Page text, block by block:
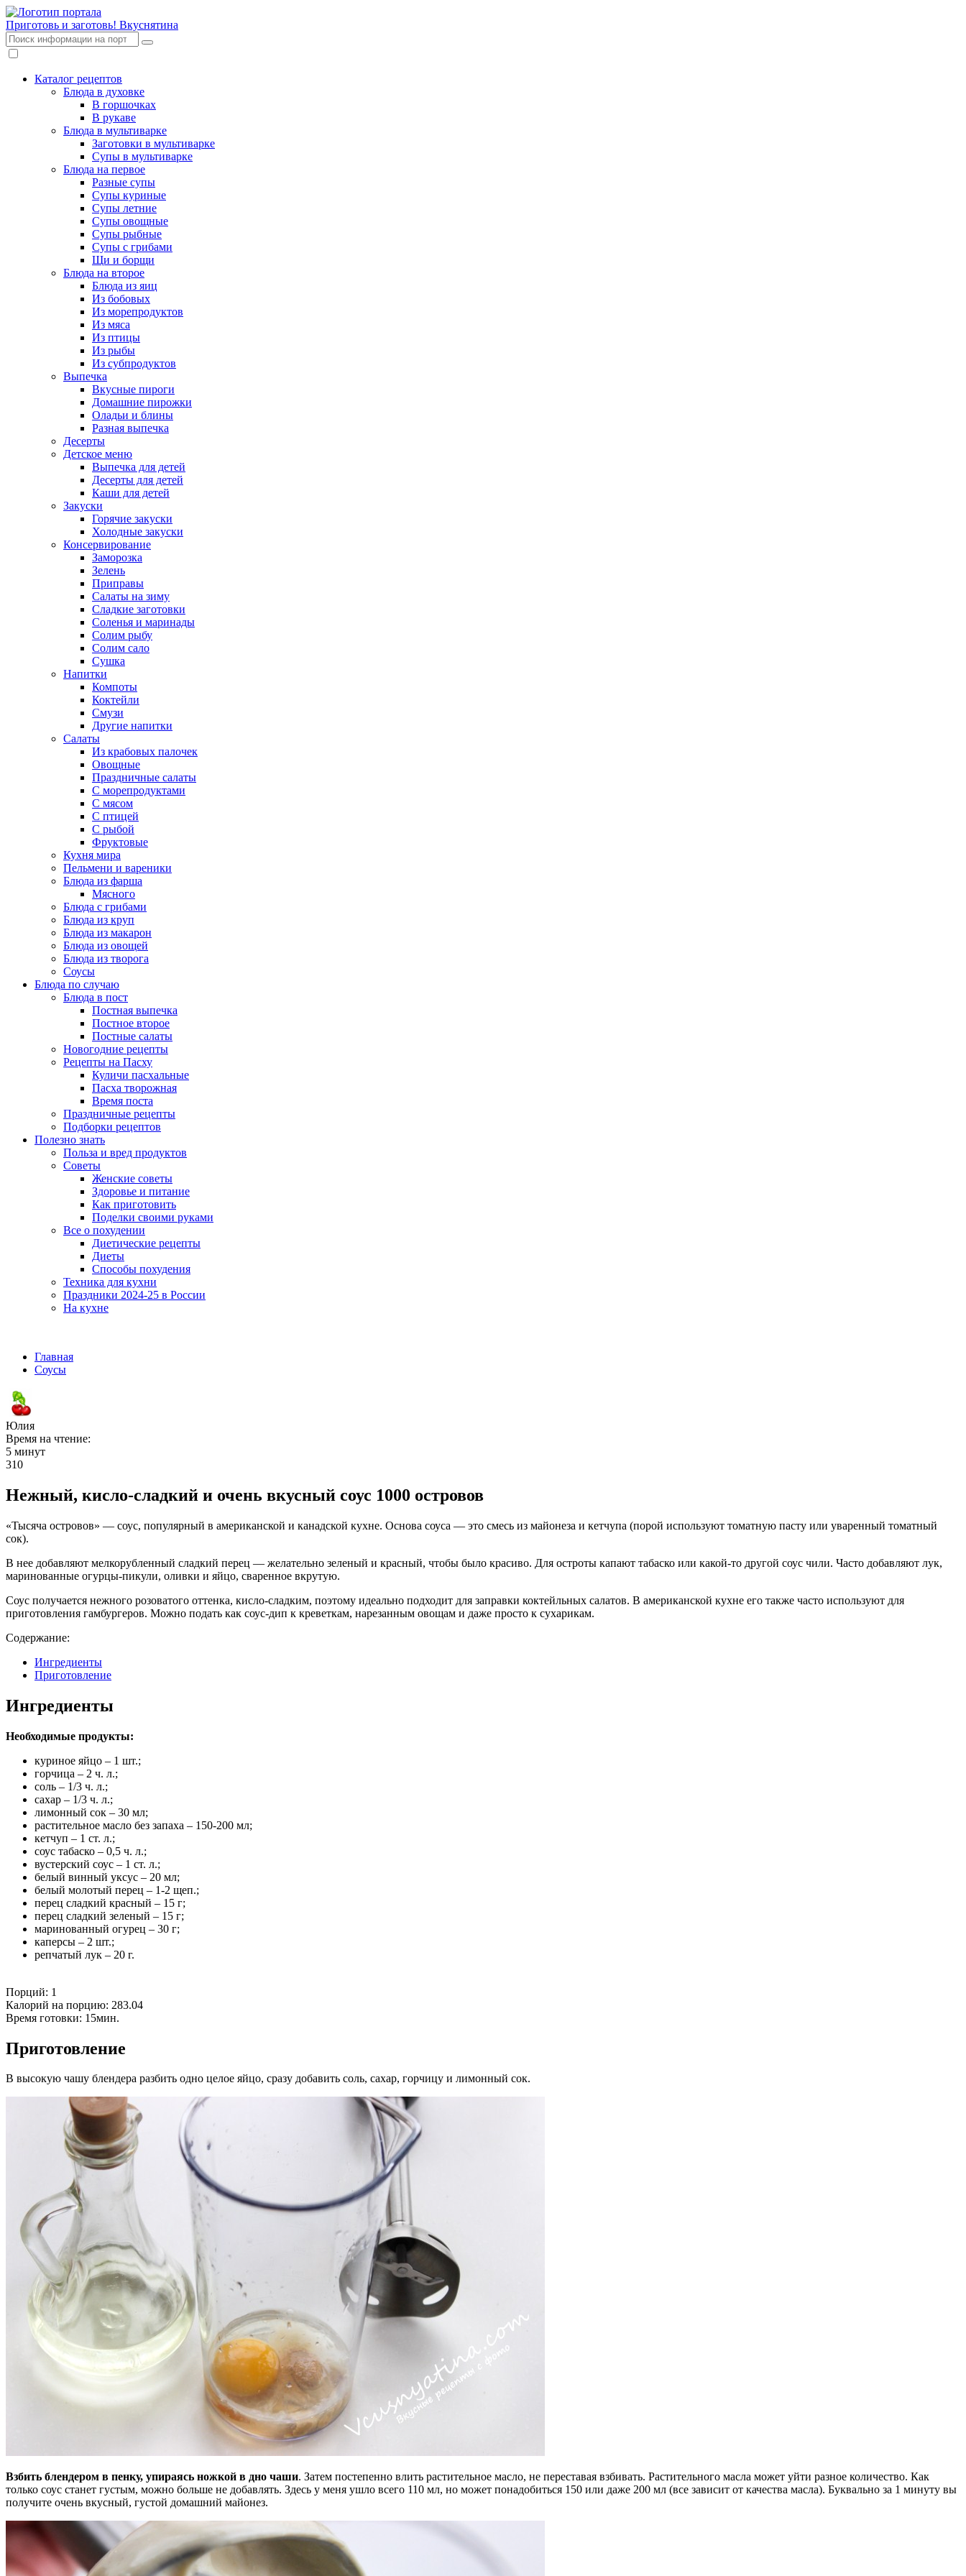
Приготовь и заготовь! Вкуснятина
Каталог рецептов
Блюда в духовке
В горшочках
В рукаве
Блюда в мультиварке
Заготовки в мультиварке
Супы в мультиварке
Блюда на первое
Разные супы
Супы куриные
Супы летние
Супы овощные
Супы рыбные
Супы с грибами
Щи и борщи
Блюда на второе
Блюда из яиц
Из бобовых
Из морепродуктов
Из мяса
Из птицы
Из рыбы
Из субпродуктов
Выпечка
Вкусные пироги
Домашние пирожки
Оладьи и блины
Разная выпечка
Десерты
Детское меню
Выпечка для детей
Десерты для детей
Каши для детей
Закуски
Горячие закуски
Холодные закуски
Консервирование
Заморозка
Зелень
Приправы
Салаты на зиму
Сладкие заготовки
Соленья и маринады
Солим рыбу
Солим сало
Сушка
Напитки
Компоты
Коктейли
Смузи
Другие напитки
Салаты
Из крабовых палочек
Овощные
Праздничные салаты
С морепродуктами
С мясом
С птицей
С рыбой
Фруктовые
Кухня мира
Пельмени и вареники
Блюда из фарша
Мясного
Блюда с грибами
Блюда из круп
Блюда из макарон
Блюда из овощей
Блюда из творога
Соусы
Блюда по случаю
Блюда в пост
Постная выпечка
Постное второе
Постные салаты
Новогодние рецепты
Рецепты на Пасху
Куличи пасхальные
Пасха творожная
Время поста
Праздничные рецепты
Подборки рецептов
Полезно знать
Польза и вред продуктов
Советы
Женские советы
Здоровье и питание
Как приготовить
Поделки своими руками
Все о похудении
Диетические рецепты
Диеты
Способы похудения
Техника для кухни
Праздники 2024-25 в России
На кухне
Главная
Соусы
Юлия
Время на чтение:
5 минут
310
Нежный, кисло-сладкий и очень вкусный соус 1000 островов
«Тысяча островов» — соус, популярный в американской и канадской кухне. Основа соуса — это смесь из майонеза и кетчупа (порой используют томатную пасту или уваренный томатный
сок).
В нее добавляют мелкорубленный сладкий перец — желательно зеленый и красный, чтобы было красиво. Для остроты капают табаско или какой-то другой соус чили. Часто добавляют лук,
маринованные огурцы-пикули, оливки и яйцо, сваренное вкрутую.
Соус получается нежного розоватого оттенка, кисло-сладким, поэтому идеально подходит для заправки коктейльных салатов. В американской кухне его также часто используют для
приготовления гамбургеров. Можно подать как соус-дип к креветкам, нарезанным овощам и даже просто к сухарикам.
Содержание:
Ингредиенты
Приготовление
Ингредиенты
Необходимые продукты:
куриное яйцо – 1 шт.;
горчица – 2 ч. л.;
соль – 1/3 ч. л.;
сахар – 1/3 ч. л.;
лимонный сок – 30 мл;
растительное масло без запаха – 150-200 мл;
кетчуп – 1 ст. л.;
соус табаско – 0,5 ч. л.;
вустерский соус – 1 ст. л.;
белый винный уксус – 20 мл;
белый молотый перец – 1-2 щеп.;
перец сладкий красный – 15 г;
перец сладкий зеленый – 15 г;
маринованный огурец – 30 г;
каперсы – 2 шт.;
репчатый лук – 20 г.
Порций: 1
Калорий на порцию: 283.04
Время готовки: 15мин.
Приготовление
В высокую чашу блендера разбить одно целое яйцо, сразу добавить соль, сахар, горчицу и лимонный сок.
Взбить блендером в пенку, упираясь ножкой в дно чаши. Затем постепенно влить растительное масло, не переставая взбивать. Растительного масла может уйти разное количество. Как
только соус станет густым, можно больше не добавлять. Здесь у меня ушло всего 110 мл, но может понадобиться 150 или даже 200 мл (все зависит от качества масла). Буквально за 1 минуту вы
получите очень вкусный, густой домашний майонез.